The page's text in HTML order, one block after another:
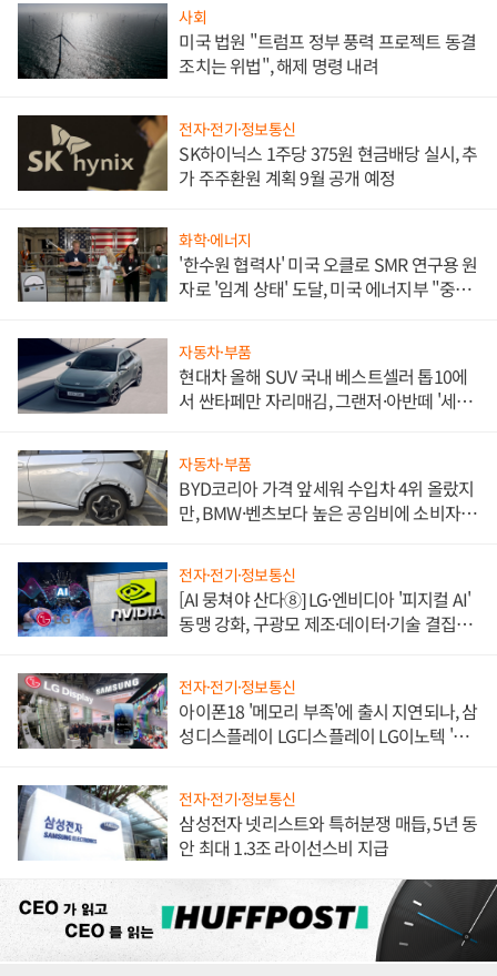
사회
미국 법원 "트럼프 정부 풍력 프로젝트 동결
조치는 위법", 해제 명령 내려
전자·전기·정보통신
SK하이닉스 1주당 375원 현금배당 실시, 추
가 주주환원 계획 9월 공개 예정
화학·에너지
'한수원 협력사' 미국 오클로 SMR 연구용 원
자로 '임계 상태' 도달, 미국 에너지부 "중요
자동차·부품
현대차 올해 SUV 국내 베스트셀러 톱10에
서 싼타페만 자리매김, 그랜저·아반떼 '세단
자동차·부품
BYD코리아 가격 앞세워 수입차 4위 올랐지
만, BMW·벤츠보다 높은 공임비에 소비자
전자·전기·정보통신
[AI 뭉쳐야 산다⑧] LG·엔비디아 '피지컬 AI'
동맹 강화, 구광모 제조·데이터·기술 결집
전자·전기·정보통신
아이폰18 '메모리 부족'에 출시 지연되나, 삼
성디스플레이 LG디스플레이 LG이노텍 '탈
전자·전기·정보통신
삼성전자 넷리스트와 특허분쟁 매듭, 5년 동
안 최대 1.3조 라이선스비 지급